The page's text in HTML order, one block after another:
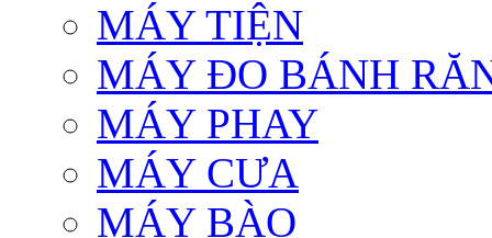
MÁY TIỆN
MÁY ĐO BÁNH
MÁY PHAY
MÁY CƯA
MÁY BÀO